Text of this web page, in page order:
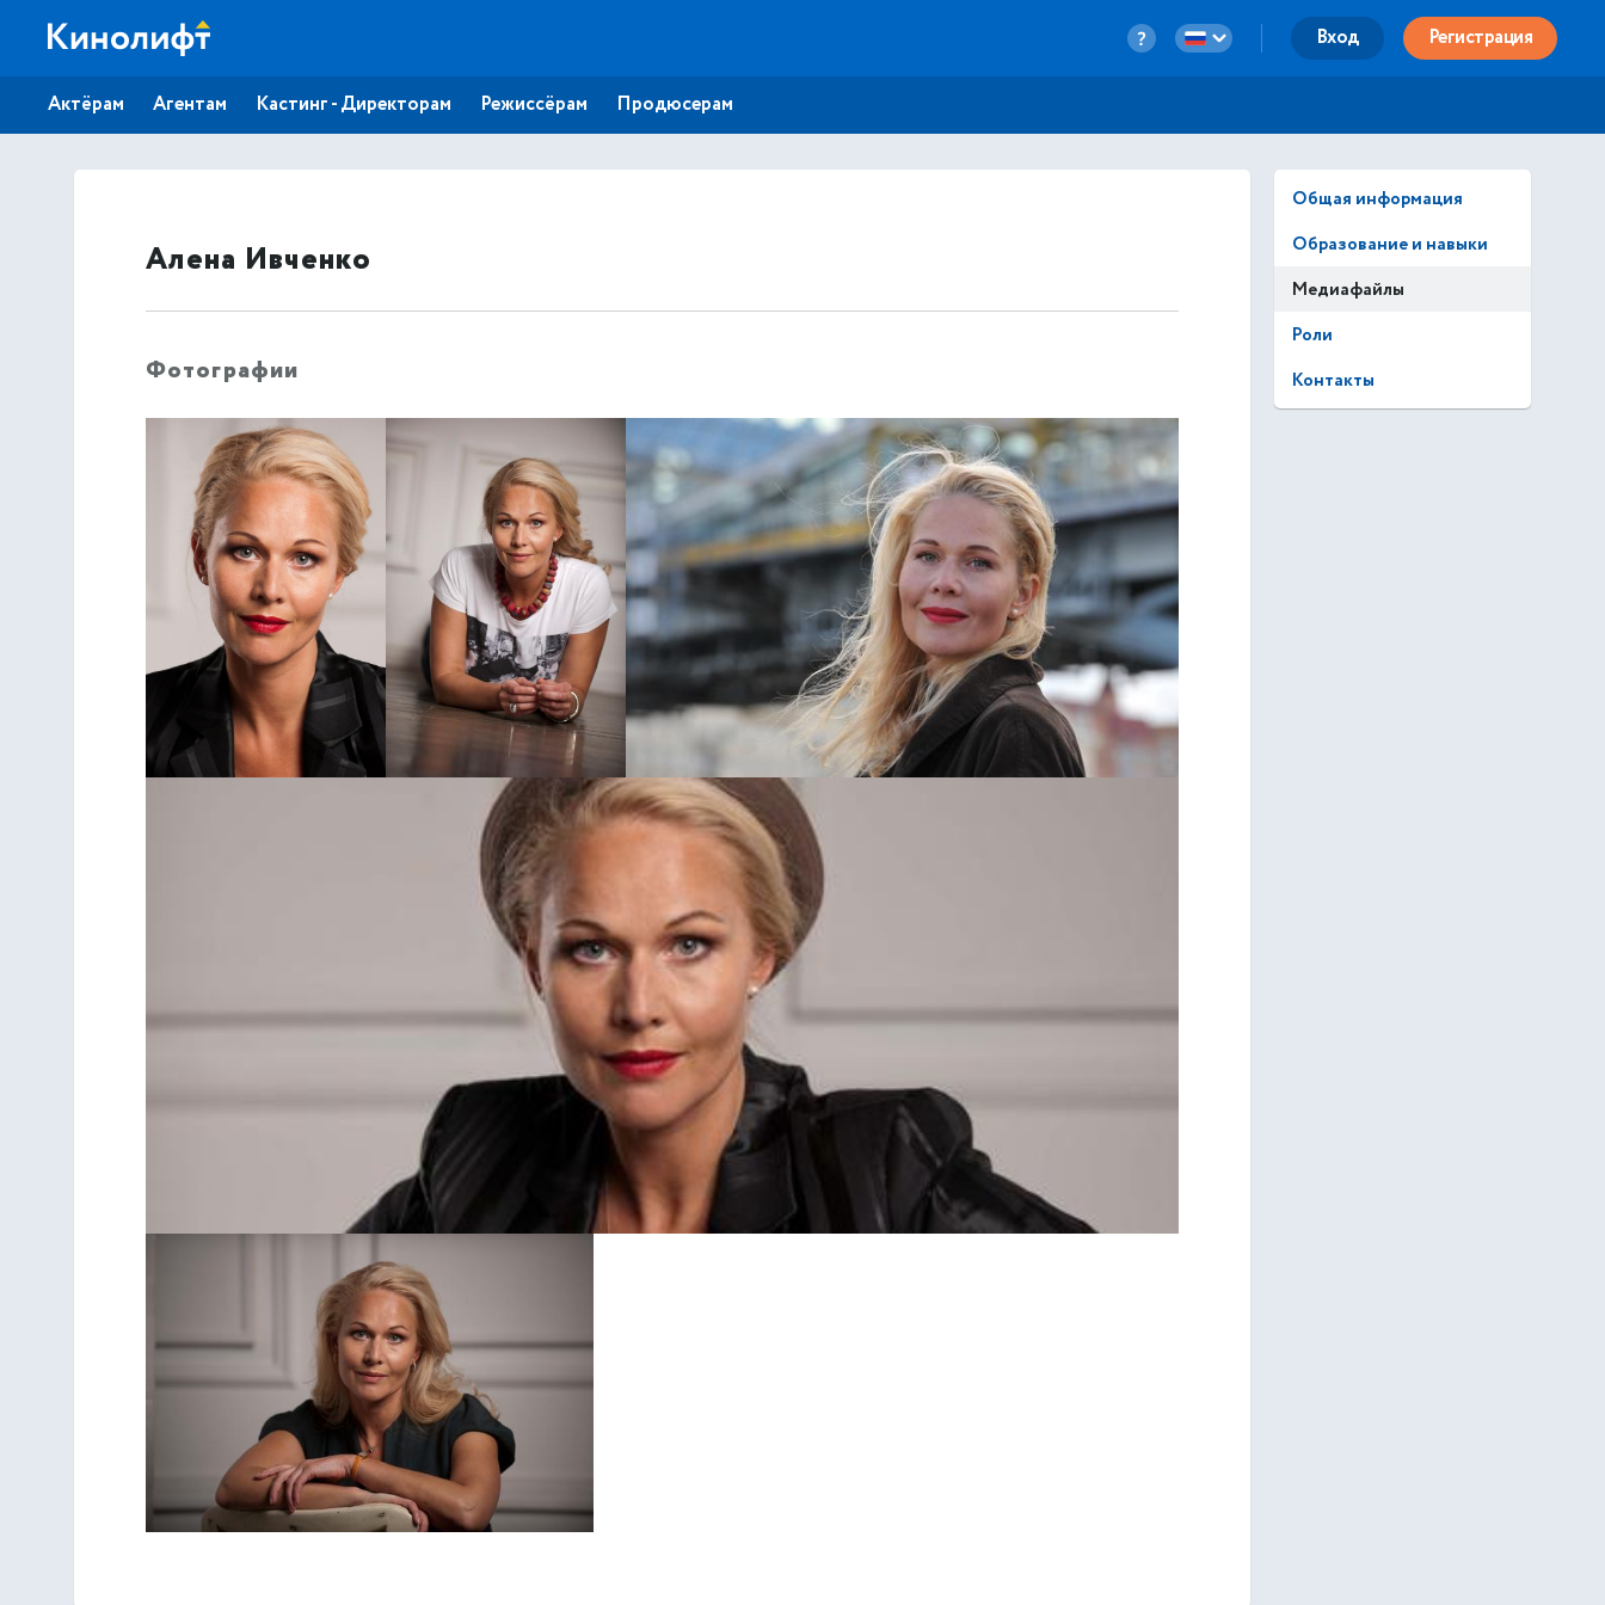
Вход Регистрация
Актёрам Агентам Кастинг - Директорам Режиссёрам Продюсерам
Алена Ивченко
Фотографии
Общая информация
Образование и навыки
Медиафайлы
Роли
Контакты